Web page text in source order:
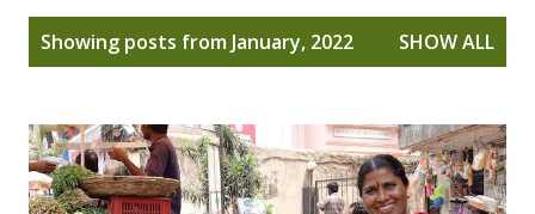
Showing posts from January, 2022 SHOW ALL